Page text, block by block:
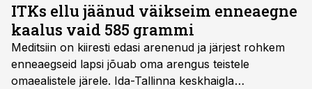
ITKs ellu jäänud väikseim enneaegne
kaalus vaid 585 grammi
Meditsiin on kiiresti edasi arenenud ja järjest rohkem
enneaegseid lapsi jõuab oma arengus teistele
omaealistele järele. Ida-Tallinna keskhaigla